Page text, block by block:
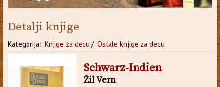
Detalji knjige
Kategorija: Knjige za decu / Ostale knjige za decu
Schwarz-Indien
Žil Vern